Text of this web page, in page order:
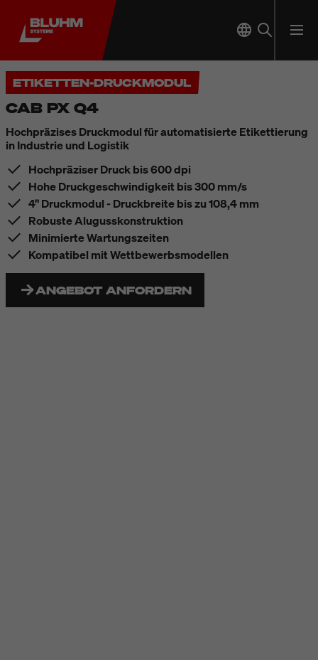
ETIKETTEN-DRUCKMODUL
CAB PX Q4
Hochpräzises Druckmodul für automatisierte Etikettierung
in Industrie und Logistik
Hochpräziser Druck bis 600 dpi
Hohe Druckgeschwindigkeit bis 300 mm/s
4" Druckmodul - Druckbreite bis zu 108,4 mm
Robuste Alugusskonstruktion
Minimierte Wartungszeiten
Kompatibel mit Wettbewerbsmodellen
ANGEBOT ANFORDERN